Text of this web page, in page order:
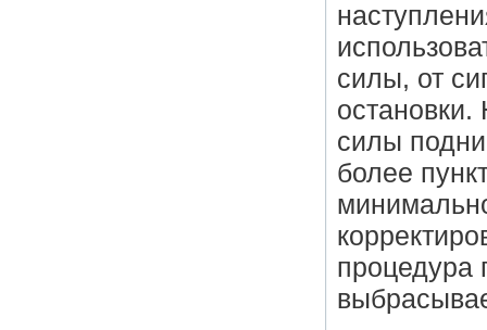
силы, от
остановки.
силы
более
процедура